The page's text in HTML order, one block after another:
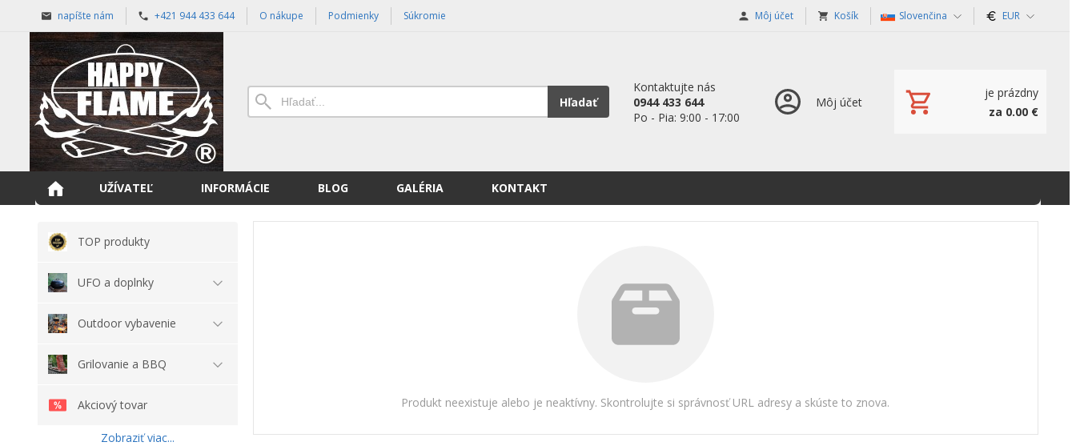
napíšte nám +421 944 433 644 O nákupe Podmienky Súkromie Môj účet Košík Slovenčina EUR
Hľadať
Kontaktujte nás
0944 433 644
Po - Pia: 9:00 - 17:00
Môj účet
je prázdny
za 0.00 €
UŽÍVATEĽ INFORMÁCIE BLOG GALÉRIA KONTAKT
TOP produkty
UFO a doplnky
Outdoor vybavenie
Grilovanie a BBQ
Akciový tovar
Zobraziť viac...
Produkt neexistuje alebo je neaktívny. Skontrolujte si správnosť URL adresy a skúste to znova.